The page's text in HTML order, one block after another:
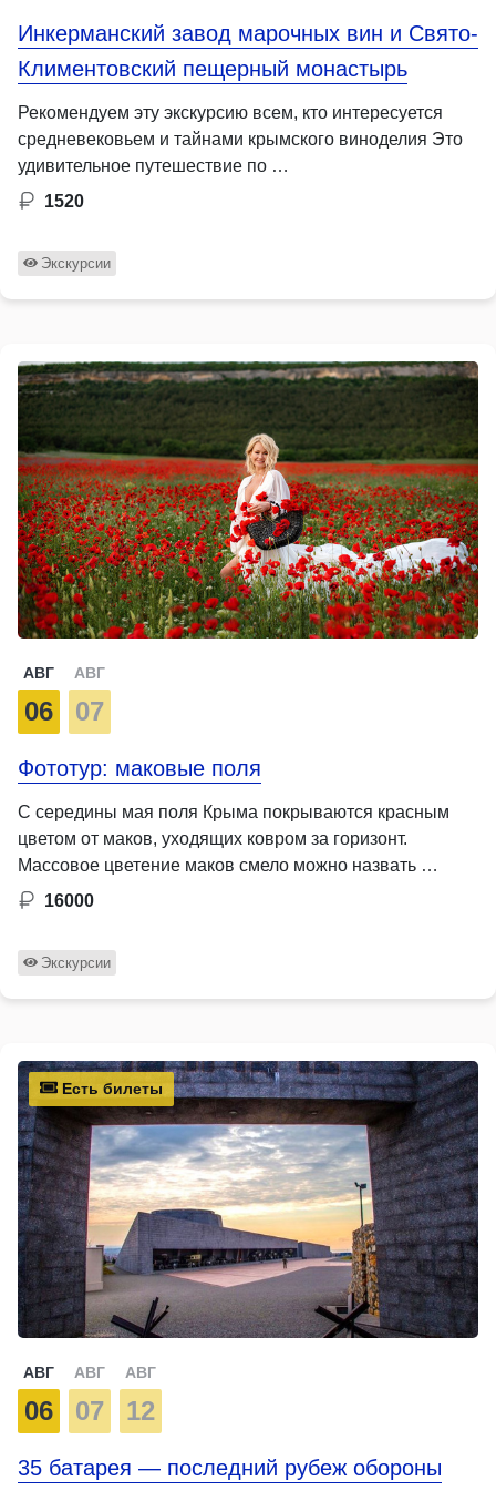
Инкерманский завод марочных вин и Свято-
Климентовский пещерный монастырь
Рекомендуем эту экскурсию всем, кто интересуется
средневековьем и тайнами крымского виноделия Это
удивительное путешествие по …
1520
Экскурсии
АВГ
06
АВГ
07
Фототур: маковые поля
С середины мая поля Крыма покрываются красным
цветом от маков, уходящих ковром за горизонт.
Массовое цветение маков смело можно назвать …
16000
Экскурсии
Есть билеты
АВГ
06
АВГ
07
АВГ
12
35 батарея — последний рубеж обороны